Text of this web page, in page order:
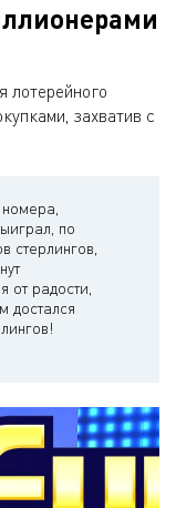
лотерейного
захватив с
по
стерлингов,
от радости,
достался